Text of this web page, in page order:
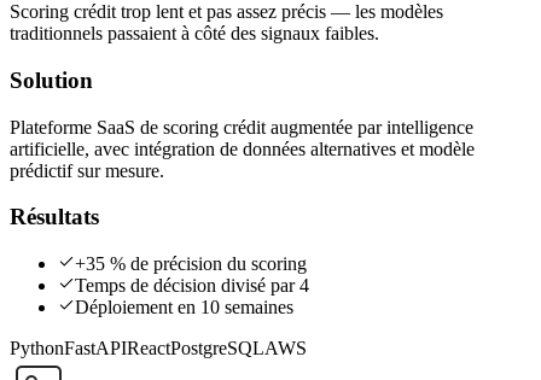
Scoring crédit trop lent et pas assez précis — les modèles
traditionnels passaient à côté des signaux faibles.
Solution
Plateforme SaaS de scoring crédit augmentée par intelligence
artificielle, avec intégration de données alternatives et modèle
prédictif sur mesure.
Résultats
+35 % de précision du scoring
Temps de décision divisé par 4
Déploiement en 10 semaines
PythonFastAPIReactPostgreSQLAWS